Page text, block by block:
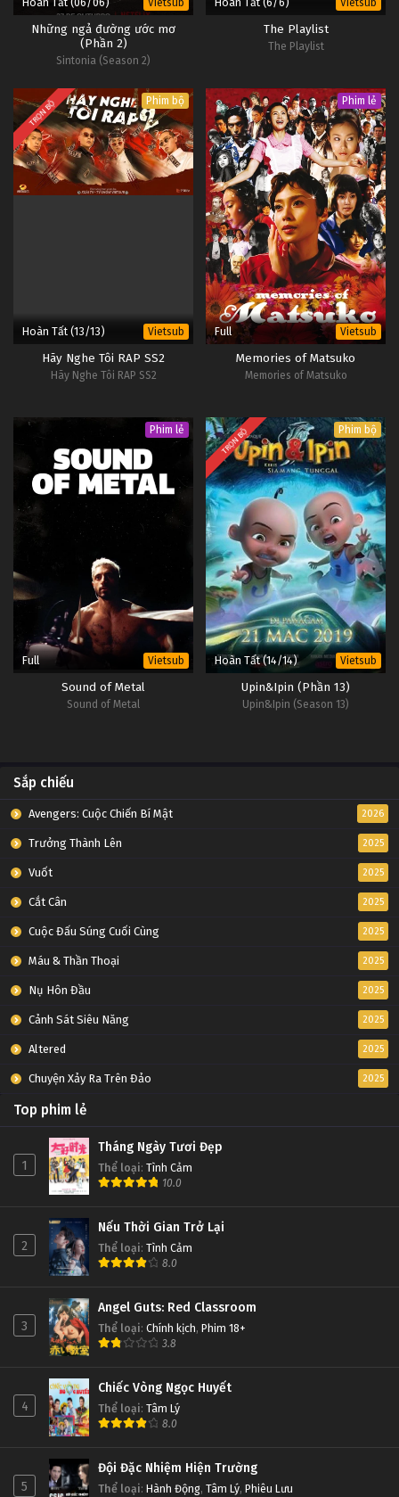
Vietsub
Những ngả đường ước mơ
(Phần 2)
Sintonia (Season 2)
Vietsub
The Playlist
The Playlist
TRỌN BỘ Phim bộ
Hoàn Tất (13/13) Vietsub
Hãy Nghe Tôi RAP SS2
Hãy Nghe Tôi RAP SS2
Phim lẻ
Full Vietsub
Memories of Matsuko
Memories of Matsuko
Phim lẻ
Full Vietsub
Sound of Metal
Sound of Metal
TRỌN BỘ Phim bộ
Hoàn Tất (14/14) Vietsub
Upin&Ipin (Phần 13)
Upin&Ipin (Season 13)
Sắp chiếu
Avengers: Cuộc Chiến Bí Mật 2026
Trưởng Thành Lên 2025
Vuốt 2025
Cắt Cân 2025
Cuộc Đấu Súng Cuối Cùng 2025
Máu & Thần Thoại 2025
Nụ Hôn Đầu 2025
Cảnh Sát Siêu Năng 2025
Altered 2025
Chuyện Xảy Ra Trên Đảo 2025
Top phim lẻ
1
Tháng Ngày Tươi Đẹp
Thể loại: Tình Cảm
10.0
2
Nếu Thời Gian Trở Lại
Thể loại: Tình Cảm
8.0
3
Angel Guts: Red Classroom
Thể loại: Chính kịch, Phim 18+
3.8
4
Chiếc Vòng Ngọc Huyết
Thể loại: Tâm Lý
8.0
5
Đội Đặc Nhiệm Hiện Trường
Thể loại: Hành Động, Tâm Lý, Phiêu Lưu